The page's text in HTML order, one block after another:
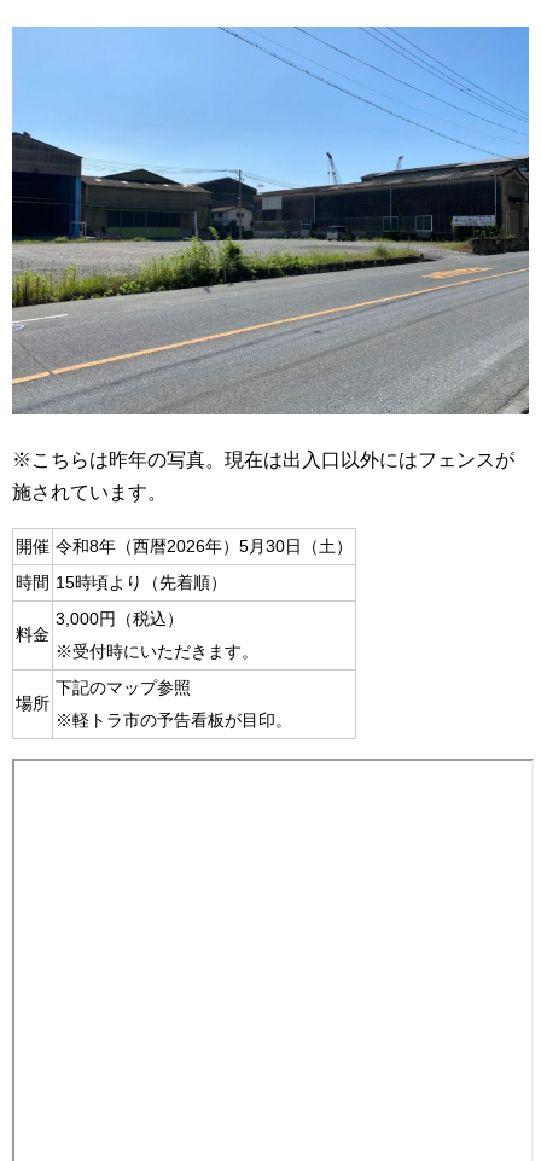
※こちらは昨年の写真。現在は出入口以外にはフェンスが
施されています。
開催 令和8年（西暦2026年）5月30日（土）
時間 15時頃より（先着順）
料金
3,000円（税込）
※受付時にいただきます。
場所
下記のマップ参照
※軽トラ市の予告看板が目印。